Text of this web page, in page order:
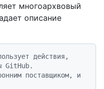
многоархвовый
описание
действия,
GitHub.
поставщиком, и